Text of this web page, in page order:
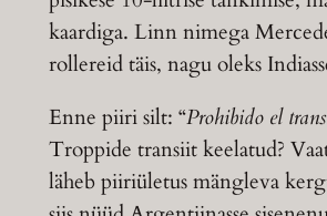
kaardiga. Linn nimega
rollereid täis, nagu oleks
Enne piiri silt: “Prohibido el
Troppide transiit keelatud?
läheb piiriületus mängleva